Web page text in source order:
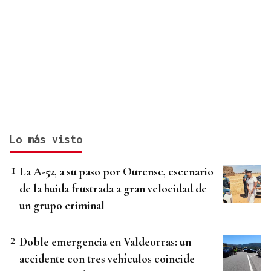
Lo más visto
La A-52, a su paso por Ourense, escenario
de la huida frustrada a gran velocidad de
un grupo criminal
Doble emergencia en Valdeorras: un
accidente con tres vehículos coincide